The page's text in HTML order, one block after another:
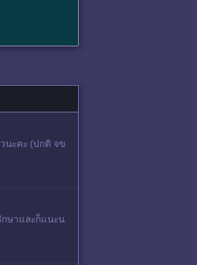
นะคะ (ปกติ จข
ษาและก็แนะน